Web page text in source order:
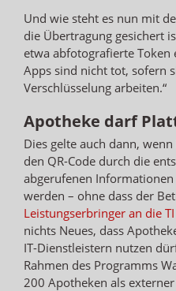
Und wie steht es nun mit
die Übertragung gesichert
etwa abfotografierte Token
Apps sind nicht tot, sofern
Verschlüsselung arbeiten.“
Apotheke darf
Dies gelte auch dann,
den QR-Code durch die
abgerufenen
werden – ohne dass der
Leistungserbringer an die
nichts Neues, dass
IT-Dienstleistern nutzen
Rahmen des Programms
200 Apotheken als